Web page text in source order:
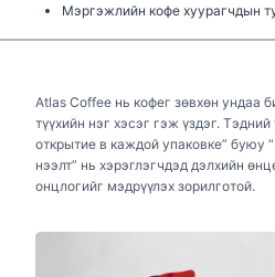
Мэргэжлийн кофе хуурагчдын
Atlas Coffee нь кофег зөвхөн ундаа
түүхийн нэг хэсэг гэж үздэг.
открытие в каждой упаковке” буюу
нээлт” нь хэрэглэгчдэд дэлхийн
онцлогийг мэдрүүлэх зорилготой.